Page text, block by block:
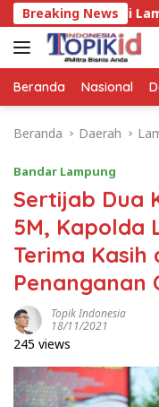
Langsung
ke
konten
Breaking News
di Lampung,
Beranda Nasional
Beranda Daerah
Bandar Lampung
Sertijab Dua
5M, Kapolda
Terima Kasih
Penanganan
Topik Indonesia
18/11/2021
245 views